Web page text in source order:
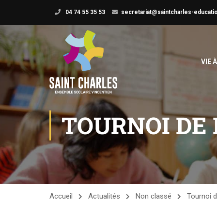
04 74 55 35 53 secretariat@saintcharles-
VIE
TOURNOI
Accueil Actualités Non classé Tournoi